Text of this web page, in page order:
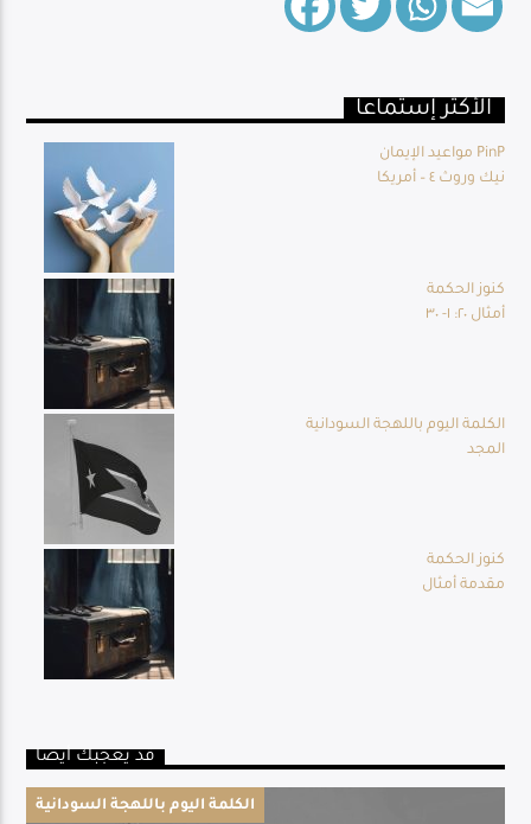
الأكثر إستماعا
مواعيد الإيمان PinP
نيك وروث ٤ – أمريكا
كنوز الحكمة
أمثال ٢٠: ١- ٣٠
الكلمة اليوم باللهجة السودانية
المجد
كنوز الحكمة
مقدمة أمثال
قد يعجبك أيضا
الكلمة اليوم باللهجة السودانية